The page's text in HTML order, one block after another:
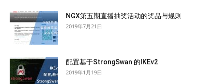
NGX第五期直播抽奖活动的奖品与规则
2019年7月21日
配置基于StrongSwan 的IKEv2
2019年1月19日